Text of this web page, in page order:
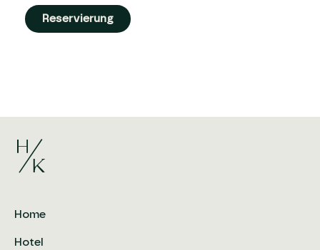
Reservierung
Home
Hotel